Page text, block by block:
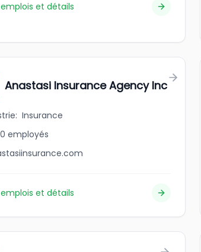
et détails
Anastasi Insurance Agency Inc
: Insurance
employés
et détails